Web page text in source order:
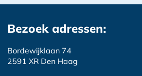
Bezoek adressen:
Bordewijklaan 74
2591 XR Den Haag